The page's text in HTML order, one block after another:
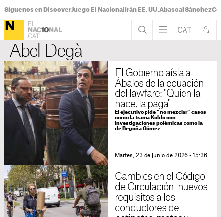
Síguenos en DiscoverJuego El Nacional Irán EE. UU.Abascal Sánchez
Abel Degà
El Gobierno aísla a
Ábalos de la ecuación
del lawfare: "Quien la
hace, la paga"
El ejecutivo pide "no mezclar" casos
como la trama Koldo con
investigaciones polémicas como la
de Begoña Gómez
Martes, 23 de junio de 2026 - 15:36
Cambios en el Código
de Circulación: nuevos
requisitos a los
conductores de